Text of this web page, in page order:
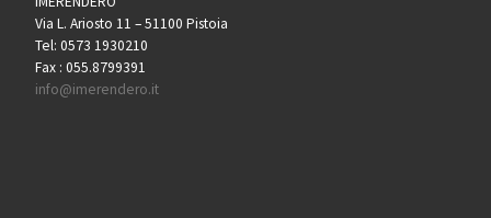
Via L. Ariosto 11 – 51100 Pistoia
Tel: 0573 1930210
Fax : 055.8799391
info@imerendero.it